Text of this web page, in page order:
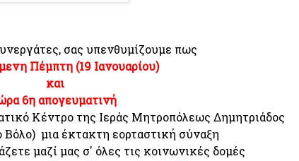
σας υπενθυμίζουμε πως
Πέμπτη (19 Ιανουαρίου)
και
6η απογευματινή
Κέντρο της Ιεράς Μητροπόλεως Δημητριάδος
Βόλο) μια έκτακτη εορταστική σύναξη
μαζί μας σ' όλες τις κοινωνικές δομές